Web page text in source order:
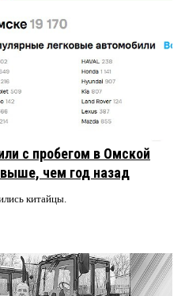
с пробегом в Омской
выше, чем год назад
китайцы.